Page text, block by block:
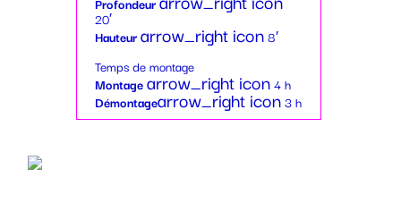
20′
Hauteurarrow_right icon8′
Temps de montage
Montagearrow_right icon4 h
Démontagearrow_right icon3 h